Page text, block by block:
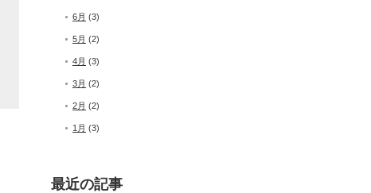
6月 (3)
5月 (2)
4月 (3)
3月 (2)
2月 (2)
1月 (3)
最近の記事